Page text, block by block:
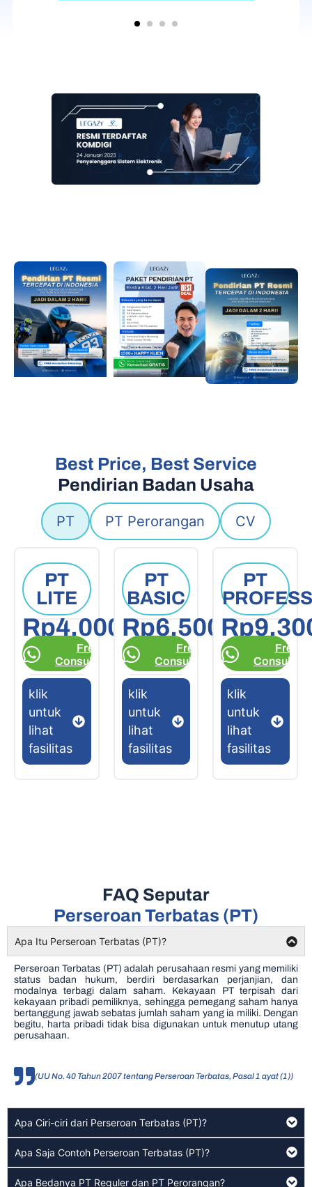
Best Price, Best Service
Pendirian Badan Usaha
PT PT Perorangan CV
PT
LITE
Rp4.000.000
Free
Consultation
klik
untuk
lihat
fasilitas
PT
BASIC
Rp6.500.000
Free
Consultation
klik
untuk
lihat
fasilitas
PT
Free
klik
untuk
lihat
fasilitas
FAQ Seputar
Perseroan Terbatas (PT)
Apa Itu Perseroan Terbatas (PT)?
Perseroan Terbatas (PT) adalah perusahaan resmi yang memiliki
status badan hukum, berdiri berdasarkan perjanjian, dan
modalnya terbagi dalam saham. Kekayaan PT terpisah dari
kekayaan pribadi pemiliknya, sehingga pemegang saham hanya
bertanggung jawab sebatas jumlah saham yang ia miliki. Dengan
begitu, harta pribadi tidak bisa digunakan untuk menutup utang
perusahaan.
(UU No. 40 Tahun 2007 tentang Perseroan Terbatas, Pasal 1 ayat (1))
Apa Ciri-ciri dari Perseroan Terbatas (PT)?
Apa Saja Contoh Perseroan Terbatas (PT)?
Apa Bedanya PT Reguler dan PT Perorangan?